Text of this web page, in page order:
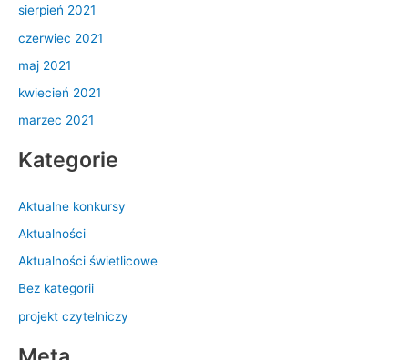
sierpień 2021
czerwiec 2021
maj 2021
kwiecień 2021
marzec 2021
Kategorie
Aktualne konkursy
Aktualności
Aktualności świetlicowe
Bez kategorii
projekt czytelniczy